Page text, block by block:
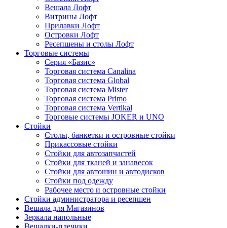
Вешала Лофт
Витрины Лофт
Прилавки Лофт
Островки Лофт
Ресепшены и столы Лофт
Торговые системы
Серия «Базис»
Торговая система Canalina
Торговая система Global
Торговая система Mister
Торговая система Primo
Торговая система Vertikal
Торговые системы JOKER и UNO
Стойки
Столы, банкетки и островные стойки
Прикассовые стойки
Стойки для автозапчастей
Стойки для тканей и занавесок
Стойки для автошин и автодисков
Стойки под одежду
Рабочее место и островные стойки
Стойки администратора и ресепшен
Вешала для Магазинов
Зеркала напольные
Вешалки-плечики